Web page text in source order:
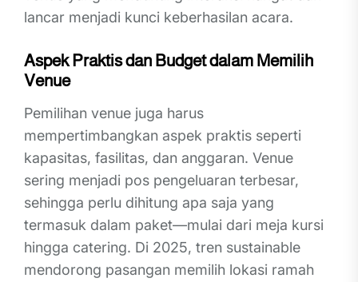
lancar menjadi kunci keberhasilan acara.
Aspek Praktis dan Budget dalam Memilih
Venue
Pemilihan venue juga harus
mempertimbangkan aspek praktis seperti
kapasitas, fasilitas, dan anggaran. Venue
sering menjadi pos pengeluaran terbesar,
sehingga perlu dihitung apa saja yang
termasuk dalam paket—mulai dari meja kursi
hingga catering. Di 2025, tren sustainable
mendorong pasangan memilih lokasi ramah